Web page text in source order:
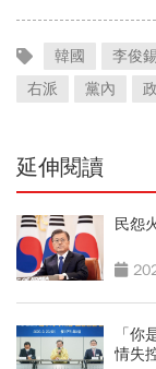
韓國 李俊
右派
黨內
延伸閱讀
民怨
「
情失